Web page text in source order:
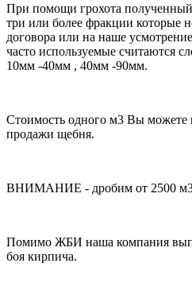
При помощи грохота полученный
три или более фракции которые
договора или на наше
часто используемые считаются
10мм -40мм , 40мм -90мм.
Стоимость одного м3 Вы можете
продажи щебня.
ВНИМАНИЕ - дробим от 2500
Помимо ЖБИ наша компания
боя кирпича.